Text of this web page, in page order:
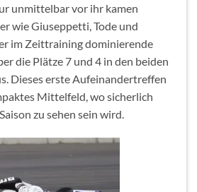
unmittelbar vor ihr kamen
wie Giuseppetti, Tode und
im Zeittraining dominierende
die Plätze 7 und 4 in den beiden
Dieses erste Aufeinandertreffen
Mittelfeld, wo sicherlich
zu sehen sein wird.